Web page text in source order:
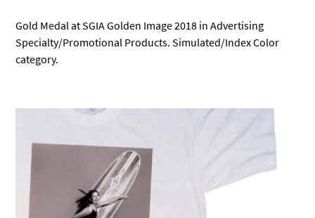
Gold Medal at SGIA Golden Image 2018 in Advertising
Specialty/Promotional Products. Simulated/Index Color
category.